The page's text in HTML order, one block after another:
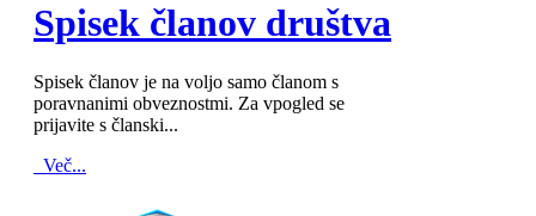
Spisek članov društva
Spisek članov je na voljo samo članom s
poravnanimi obveznostmi. Za vpogled se
prijavite s članski...
Več...